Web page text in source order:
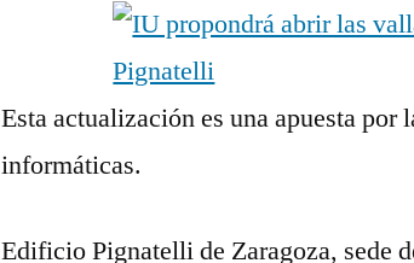
Esta actualización es una apuesta
informáticas.
Edificio Pignatelli de Zaragoza, sede